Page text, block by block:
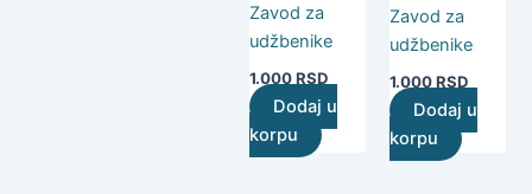
Zavod za
udžbenike
1.000RSD
Dodaj u
korpu
Zavod za
udžbenike
1.000RSD
Dodaj u
korpu